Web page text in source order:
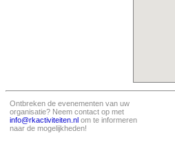
Ontbreken de evenementen van uw
organisatie? Neem contact op met
info@rkactiviteiten.nl om te informeren
naar de mogelijkheden!